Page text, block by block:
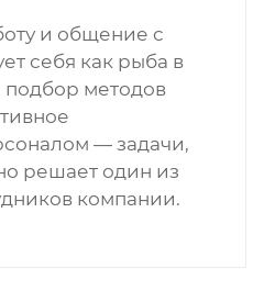
и общение с
себя как рыба в
подбор методов
— задачи,
решает один из
компании.